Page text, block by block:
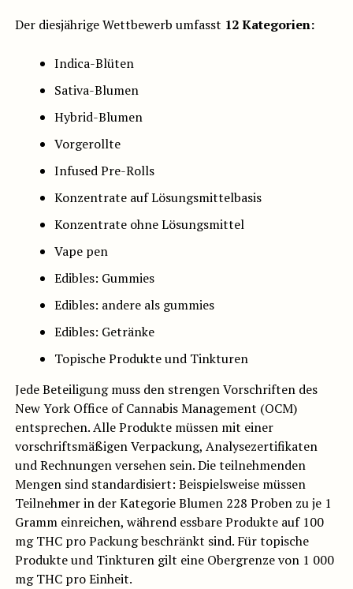
Der diesjährige Wettbewerb umfasst 12 Kategorien:
Indica-Blüten
Sativa-Blumen
Hybrid-Blumen
Vorgerollte
Infused Pre-Rolls
Konzentrate auf Lösungsmittelbasis
Konzentrate ohne Lösungsmittel
Vape pen
Edibles: Gummies
Edibles: andere als gummies
Edibles: Getränke
Topische Produkte und Tinkturen
Jede Beteiligung muss den strengen Vorschriften des
New York Office of Cannabis Management (OCM)
entsprechen. Alle Produkte müssen mit einer
vorschriftsmäßigen Verpackung, Analysezertifikaten
und Rechnungen versehen sein. Die teilnehmenden
Mengen sind standardisiert: Beispielsweise müssen
Teilnehmer in der Kategorie Blumen 228 Proben zu je 1
Gramm einreichen, während essbare Produkte auf 100
mg THC pro Packung beschränkt sind. Für topische
Produkte und Tinkturen gilt eine Obergrenze von 1 000
mg THC pro Einheit.